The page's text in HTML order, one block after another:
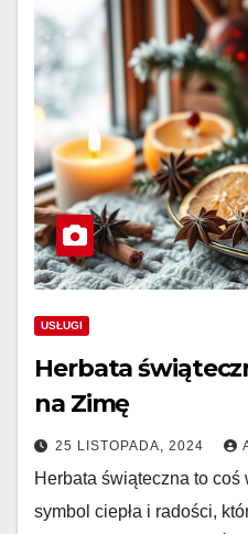
USŁUGI
Herbata
na Zimę
25 LISTOPADA, 2024
Herbata świąteczna to coś
symbol ciepła i radości,